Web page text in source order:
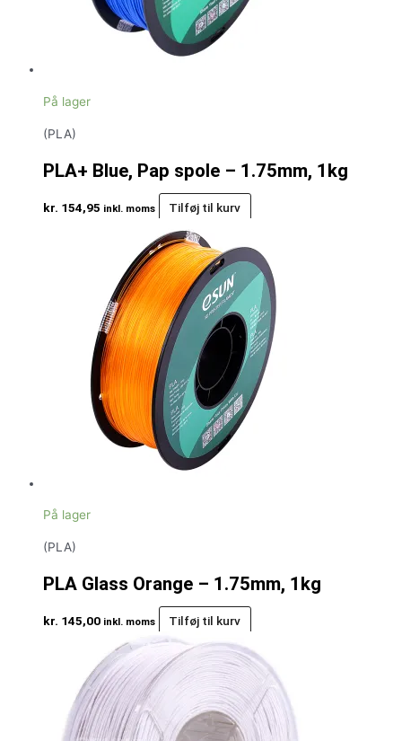
På lager
(PLA)
PLA+ Blue, Pap spole – 1.75mm, 1kg
kr. 154,95 inkl. moms Tilføj til kurv
På lager
(PLA)
PLA Glass Orange – 1.75mm, 1kg
kr. 145,00 inkl. moms Tilføj til kurv